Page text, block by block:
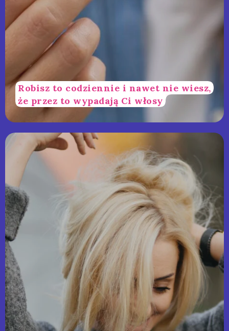
Robisz to codziennie i nawet nie wiesz,
że przez to wypadają Ci włosy